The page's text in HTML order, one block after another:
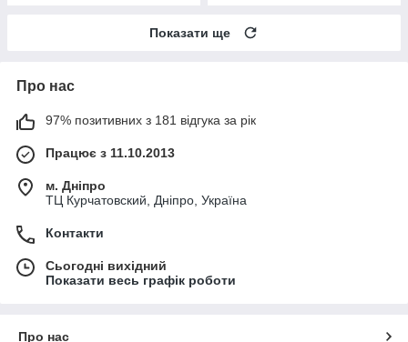
Показати ще
Про нас
97% позитивних з 181 відгука за рік
Працює з 11.10.2013
м. Дніпро
ТЦ Курчатовский, Дніпро, Україна
Контакти
Сьогодні вихідний
Показати весь графік роботи
Про нас